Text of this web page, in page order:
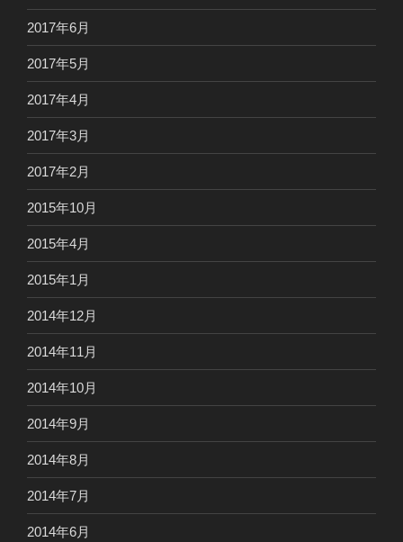
2017年6月
2017年5月
2017年4月
2017年3月
2017年2月
2015年10月
2015年4月
2015年1月
2014年12月
2014年11月
2014年10月
2014年9月
2014年8月
2014年7月
2014年6月